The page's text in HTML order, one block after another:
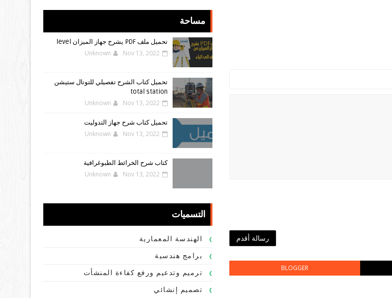
رسالة أقدم
BLOGGER
مساحة
تحميل ملف PDF يشرح جهاز الميزان level
Unknown Nov 13, 2022
تحميل كتاب الشرح تفصيلي للتوتال ستيشن
total station
Unknown Nov 13, 2022
تحميل كتاب شرح جهاز التدوليت
Unknown Nov 13, 2022
كتاب شرح الخرائط الطبوغرافية
Unknown Nov 13, 2022
التسميات
الهندسة المعمارية
برامج هندسية
ترميم وتدعيم ورفع كفاءة المنشأت
تصميم إنشائي